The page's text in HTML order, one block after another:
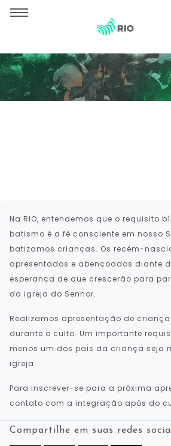
Na RIO, entendemos que o requisito
batismo é a fé consciente em nosso
batizamos crianças. Os recém-
apresentados e abençoados diante
esperança de que crescerão para
da igreja do Senhor.
Realizamos apresentação de
durante o culto. Um importante
menos um dos pais da criança seja
igreja.
Para inscrever-se para a próxima
contato com a integração após do
Compartilhe em suas redes